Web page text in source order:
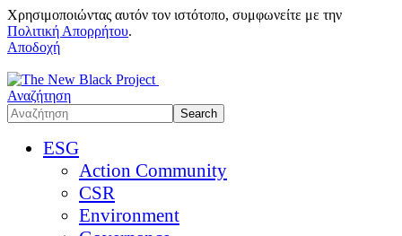
Χρησιμοποιώντας αυτόν τον ιστότοπο, συμφωνείτε με την
Πολιτική Απορρήτου.
Αποδοχή
Αναζήτηση
ESG
Action Community
CSR
Environment